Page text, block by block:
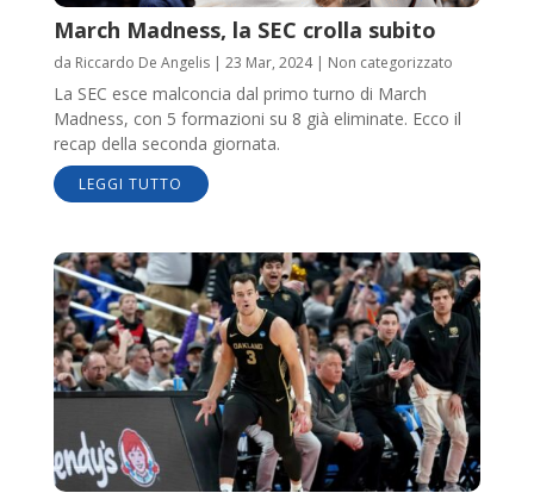
March Madness, la SEC crolla subito
da Riccardo De Angelis| 23 Mar, 2024| Non categorizzato
La SEC esce malconcia dal primo turno di March
Madness, con 5 formazioni su 8 già eliminate. Ecco il
recap della seconda giornata.
LEGGI TUTTO